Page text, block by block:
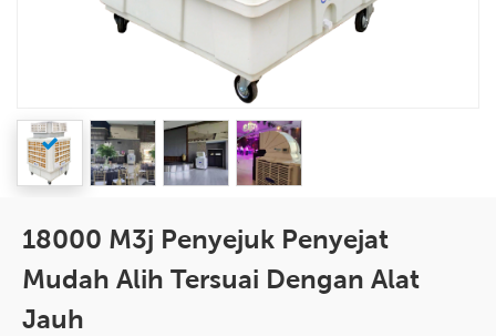
18000 M3j Penyejuk Penyejat
Mudah Alih Tersuai Dengan Alat
Jauh